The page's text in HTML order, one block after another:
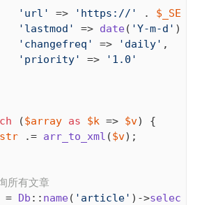
'url'
=> 'https://' .
'lastmod'
=> date( 'Y-m-d' ),
'changefreq'
=> 'daily' ,
'priority'
=>
'1.0'
($array as $k => $v) {
.= arr_to_xml ($v);
有文章
= Db :: name( 'article' )->select